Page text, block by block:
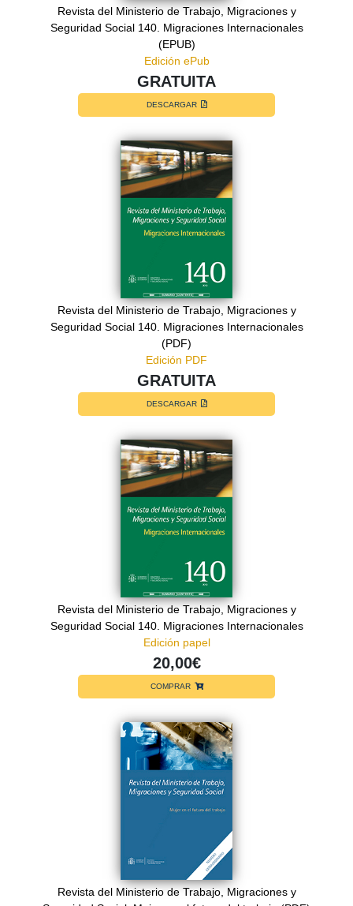
Revista del Ministerio de Trabajo, Migraciones y
Seguridad Social 140. Migraciones Internacionales
(EPUB)
Edición ePub
GRATUITA
DESCARGAR
Revista del Ministerio de Trabajo, Migraciones y
Seguridad Social 140. Migraciones Internacionales
(PDF)
Edición PDF
GRATUITA
DESCARGAR
Revista del Ministerio de Trabajo, Migraciones y
Seguridad Social 140. Migraciones Internacionales
Edición papel
20,00€
COMPRAR
Revista del Ministerio de Trabajo, Migraciones y